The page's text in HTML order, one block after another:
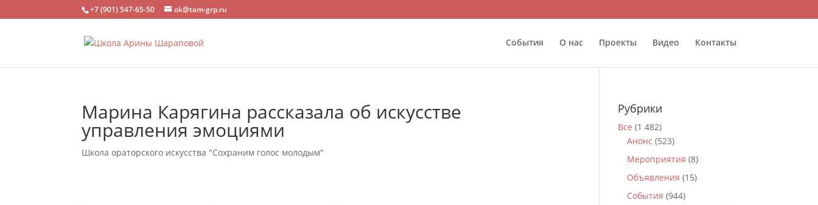
+7 (901) 547-65-50 ok@tam-grp.ru
События О нас Проекты Видео Контакты
Марина Карягина рассказала об искусстве
управления эмоциями
Школа ораторского искусства "Сохраним голос молодым"
Рубрики
Все (1 482)
Анонс (523)
Мероприятия (8)
Объявления (15)
События (944)